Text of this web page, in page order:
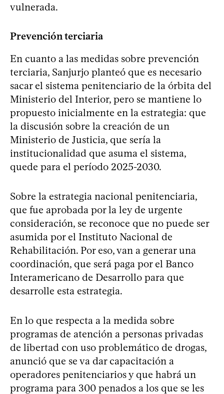
vulnerada.
Prevención terciaria
En cuanto a las medidas sobre prevención
terciaria, Sanjurjo planteó que es necesario
sacar el sistema penitenciario de la órbita del
Ministerio del Interior, pero se mantiene lo
propuesto inicialmente en la estrategia: que
la discusión sobre la creación de un
Ministerio de Justicia, que sería la
institucionalidad que asuma el sistema,
quede para el período 2025-2030.
Sobre la estrategia nacional penitenciaria,
que fue aprobada por la ley de urgente
consideración, se reconoce que no puede ser
asumida por el Instituto Nacional de
Rehabilitación. Por eso, van a generar una
coordinación, que será paga por el Banco
Interamericano de Desarrollo para que
desarrolle esta estrategia.
En lo que respecta a la medida sobre
programas de atención a personas privadas
de libertad con uso problemático de drogas,
anunció que se va dar capacitación a
operadores penitenciarios y que habrá un
programa para 300 penados a los que se les